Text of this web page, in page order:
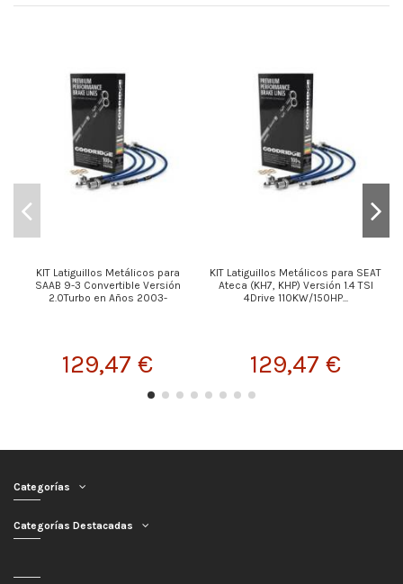
KIT Latiguillos Metálicos para
SAAB 9-3 Convertible Versión
2.0Turbo en Años 2003-
129,47 €
KIT Latiguillos Metálicos para SEAT
Ateca (KH7, KHP) Versión 1.4 TSI
4Drive 110KW/150HP...
129,47 €
Categorías
Categorías Destacadas